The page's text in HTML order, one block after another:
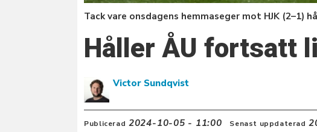
Tack vare onsdagens hemmaseger mot HJK (2–1)
Håller ÅU fortsatt
Victor Sundqvist
Publicerad 2024-10-05 - 11:00 Senast uppdaterad